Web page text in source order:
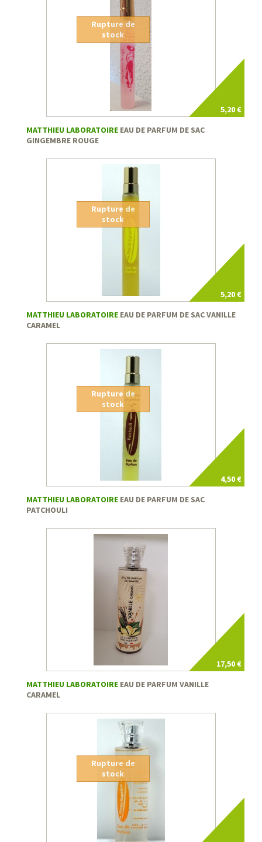
5,20 €
Rupture de
stock
MATTHIEU LABORATOIRE EAU DE PARFUM DE SAC
GINGEMBRE ROUGE
5,20 €
Rupture de
stock
MATTHIEU LABORATOIRE EAU DE PARFUM DE SAC VANILLE
CARAMEL
4,50 €
Rupture de
stock
MATTHIEU LABORATOIRE EAU DE PARFUM DE SAC
PATCHOULI
17,50 €
MATTHIEU LABORATOIRE EAU DE PARFUM VANILLE
CARAMEL
Rupture de
stock